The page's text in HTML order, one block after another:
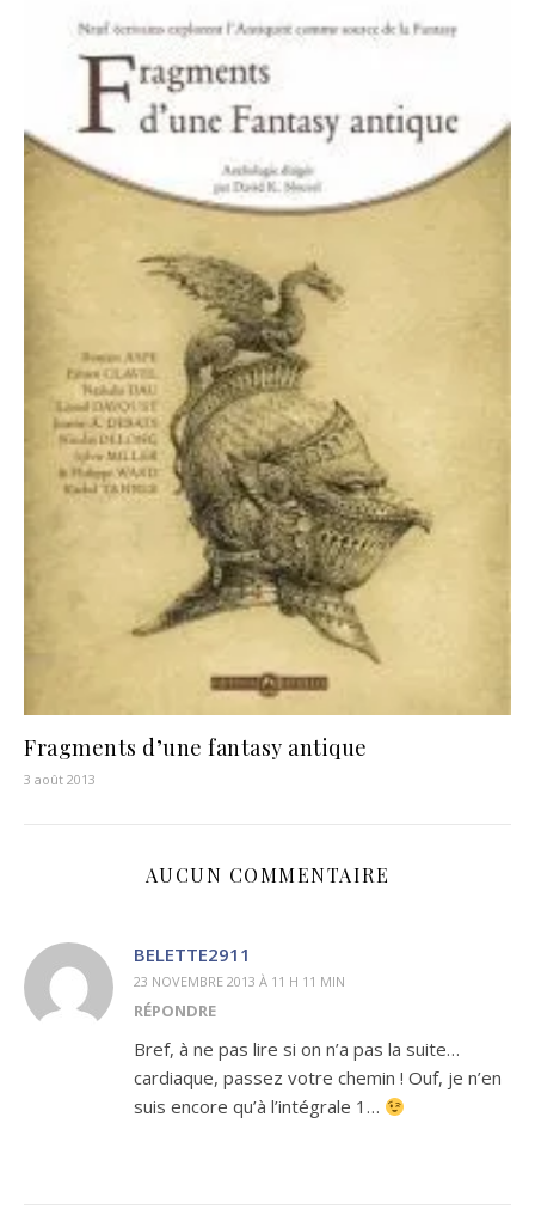
Fragments d’une fantasy antique
3 août 2013
AUCUN COMMENTAIRE
BELETTE2911
23 NOVEMBRE 2013 À 11 H 11 MIN
RÉPONDRE
Bref, à ne pas lire si on n’a pas la suite…
cardiaque, passez votre chemin ! Ouf, je n’en
suis encore qu’à l’intégrale 1…